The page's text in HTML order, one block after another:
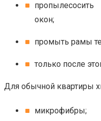
окон;
промыть рамы
только после
Для обычной квартиры
микрофибры;